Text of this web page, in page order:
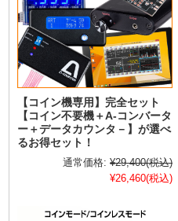
【コイン機専用】完全セット
【コイン不要機＋A-コンバータ
ー＋データカウンタ－】が選べ
るお得セット！
通常価格: ¥29,400(税込)
¥26,460(税込)